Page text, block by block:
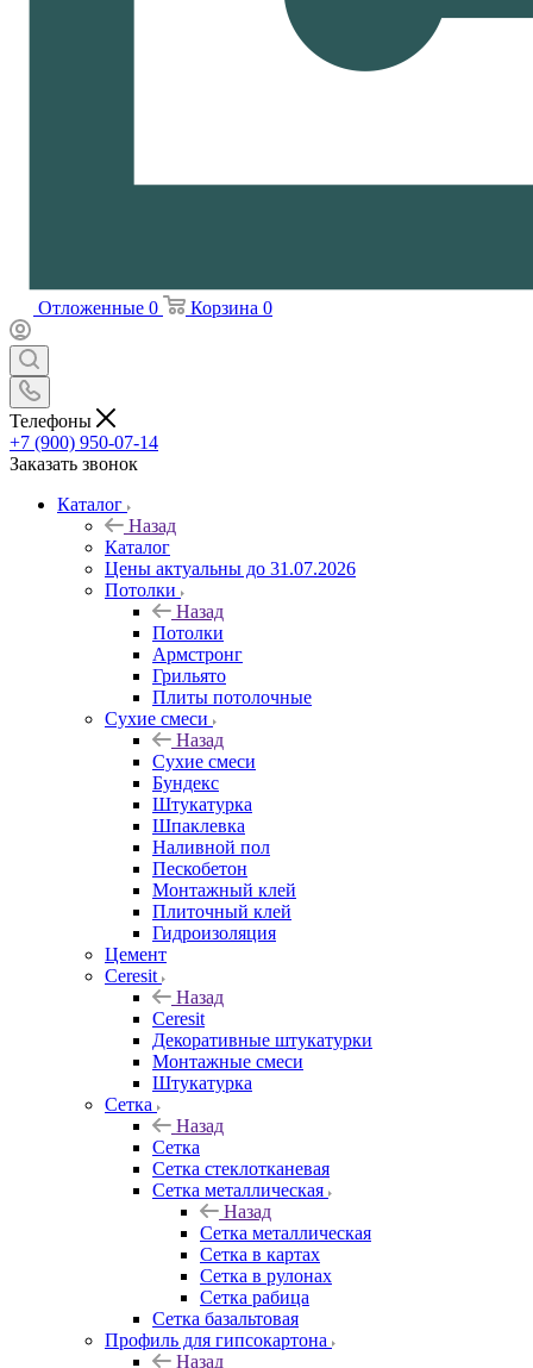
Отложенные 0 Корзина 0
Телефоны
+7 (900) 950-07-14
Заказать звонок
Каталог
Назад
Каталог
Цены актуальны до 31.07.2026
Потолки
Назад
Потолки
Армстронг
Грильято
Плиты потолочные
Сухие смеси
Назад
Сухие смеси
Бундекс
Штукатурка
Шпаклевка
Наливной пол
Пескобетон
Монтажный клей
Плиточный клей
Гидроизоляция
Цемент
Ceresit
Назад
Ceresit
Декоративные штукатурки
Монтажные смеси
Штукатурка
Сетка
Назад
Сетка
Сетка стеклотканевая
Сетка металлическая
Назад
Сетка металлическая
Сетка в картах
Сетка в рулонах
Сетка рабица
Сетка базальтовая
Профиль для гипсокартона
Назад